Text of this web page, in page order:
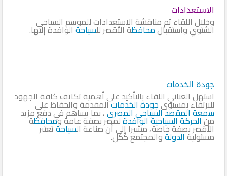
الاستعدادات
وخلال اللقاء تم مناقشة الاستعدادات للموسم السياحي
الشتوي واستقبالمحافظة الأقصر للسياحةالوافدة إليها.
جودة الخدمات
استهل العناني اللقاء بالتأكيد على أهمية تكاتف كافة الجهود
للارتقاء بمستوىجودة الخدماتالمقدمة والحفاظ على
سمعة المقصد السياحي المصري، بما يساهم في دفع مزيد
منالحركة السياحية الوافدةلمصر بصفة عامة ومحافظة
الأقصر بصفة خاصة، مشيرا إلى أن صناعة السياحةتعتبر
مسئوليةالدولةوالمجتمع ككل.